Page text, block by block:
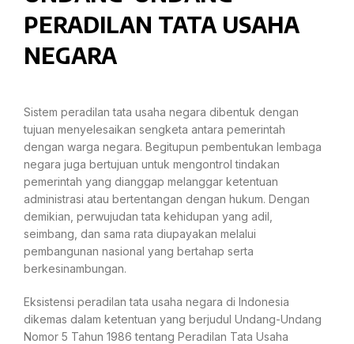
PERADILAN TATA USAHA
NEGARA
Sistem peradilan tata usaha negara dibentuk dengan
tujuan menyelesaikan sengketa antara pemerintah
dengan warga negara. Begitupun pembentukan lembaga
negara juga bertujuan untuk mengontrol tindakan
pemerintah yang dianggap melanggar ketentuan
administrasi atau bertentangan dengan hukum. Dengan
demikian, perwujudan tata kehidupan yang adil,
seimbang, dan sama rata diupayakan melalui
pembangunan nasional yang bertahap serta
berkesinambungan.
Eksistensi peradilan tata usaha negara di Indonesia
dikemas dalam ketentuan yang berjudul Undang-Undang
Nomor 5 Tahun 1986 tentang Peradilan Tata Usaha